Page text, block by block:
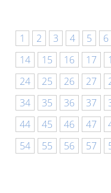
1 2 3 4 5 6
14
15 16 17
24
25 26 27
34
35 36 37
44
45 46 47
54
55 56 57